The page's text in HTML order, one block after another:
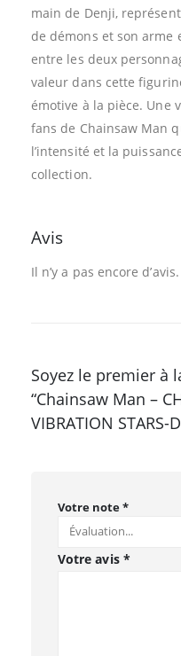
main de Denji,
de démons et son
entre les deux
valeur dans cette
émotive à la pièce. Une
fans de Chainsaw Man
l’intensité et la
collection.
Avis
Il n’y a pas encore d’avis.
Soyez le premier à
“Chainsaw Man –
VIBRATION STARS-
Votre note*
Votre avis *